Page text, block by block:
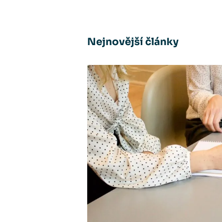
Nejnovější články